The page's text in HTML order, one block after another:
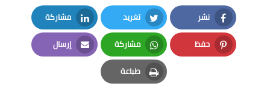
المرحلة المتوسطة
المرحلة الاعدادية
مواضيع انشاء
نشر
Facebook
تغريد
Twitter
مشاركة
LinkedIn
حفظ
Pinterest
مشاركة
Whatsapp
إرسال
Email
طباعة
Print